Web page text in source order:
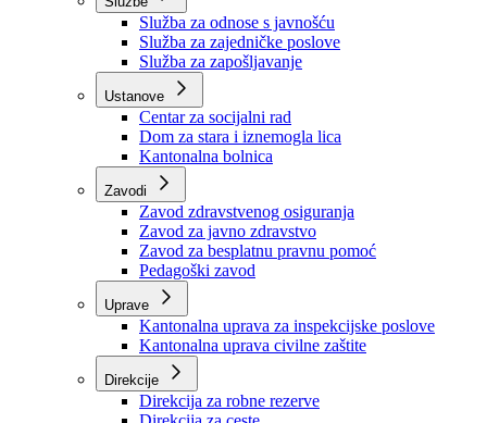
Organizacije
Službe
Služba za odnose s javnošću
Služba za zajedničke poslove
Služba za zapošljavanje
Ustanove
Centar za socijalni rad
Dom za stara i iznemogla lica
Kantonalna bolnica
Zavodi
Zavod zdravstvenog osiguranja
Zavod za javno zdravstvo
Zavod za besplatnu pravnu pomoć
Pedagoški zavod
Kantonalna uprava za inspekcijske poslove
Kantonalna uprava civilne zaštite